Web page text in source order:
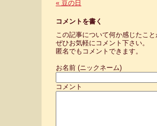
« 豆の日
コメントを書く
この記事について何か感じたこ
ぜひお気軽にコメント下さい。
匿名でもコメントできます。
お名前 (ニックネーム)
コメント